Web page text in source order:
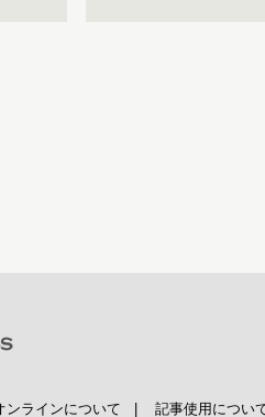
ンラインについて 記事使用につい